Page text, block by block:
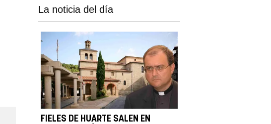
La noticia del día
FIELES DE HUARTE SALEN EN